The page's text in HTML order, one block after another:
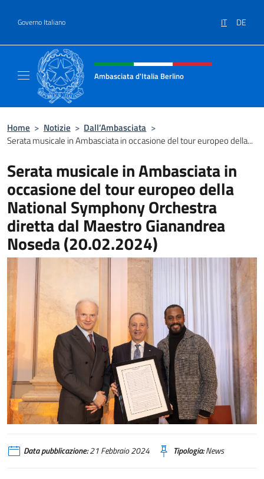
Governo Italiano IT DE
Intestazione sito, social e menù
Ambasciata d'Italia Berlino
Home > Notizie > Dall’Ambasciata >
Serata musicale in Ambasciata in occasione del tour europeo della...
Serata musicale in Ambasciata in
occasione del tour europeo della
National Symphony Orchestra
diretta dal Maestro Gianandrea
Noseda (20.02.2024)
Data pubblicazione:21 Febbraio 2024 Tipologia:News